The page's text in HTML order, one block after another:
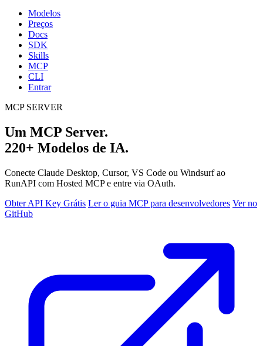
Modelos
Preços
Docs
SDK
Skills
MCP
CLI
Entrar
MCP SERVER
Um MCP Server.
220+ Modelos de IA.
Conecte Claude Desktop, Cursor, VS Code ou Windsurf ao
RunAPI com Hosted MCP e entre via OAuth.
Obter API Key Grátis Ler o guia MCP para desenvolvedores Ver no
GitHub